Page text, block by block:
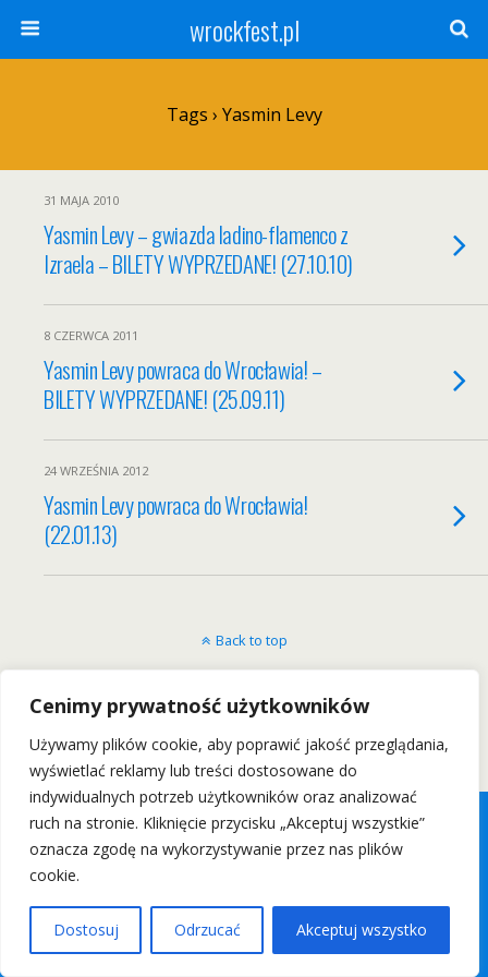
Cenimy prywatność użytkowników
Używamy plików cookie, aby poprawić jakość przeglądania,
wyświetlać reklamy lub treści dostosowane do
indywidualnych potrzeb użytkowników oraz analizować
ruch na stronie. Kliknięcie przycisku „Akceptuj wszystkie”
oznacza zgodę na wykorzystywanie przez nas plików
cookie.
Dostosuj Odrzucać Akceptuj wszystko
wrockfest.pl
Tags › Yasmin Levy
31 MAJA 2010
Yasmin Levy – gwiazda ladino-flamenco z
Izraela – BILETY WYPRZEDANE! (27.10.10)
8 CZERWCA 2011
Yasmin Levy powraca do Wrocławia! –
BILETY WYPRZEDANE! (25.09.11)
24 WRZEŚNIA 2012
Yasmin Levy powraca do Wrocławia!
(22.01.13)
Back to top
Mobile Desktop
Wszelkie Prawa Zastrzeżone: wrockfest.pl 2011